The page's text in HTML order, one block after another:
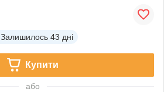
Залишилось 43 дні
Купити
або